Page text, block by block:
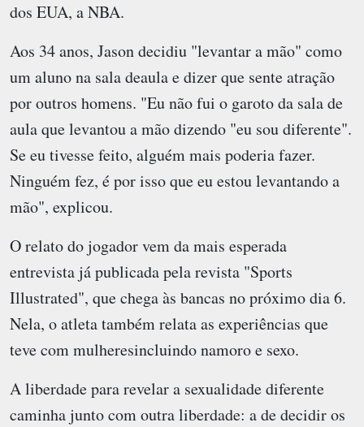
dos EUA, a NBA.
Aos 34 anos, Jason decidiu "levantar a mão" como
um aluno na sala deaula e dizer que sente atração
por outros homens. "Eu não fui o garoto da sala de
aula que levantou a mão dizendo "eu sou diferente".
Se eu tivesse feito, alguém mais poderia fazer.
Ninguém fez, é por isso que eu estou levantando a
mão", explicou.
O relato do jogador vem da mais esperada
entrevista já publicada pela revista "Sports
Illustrated", que chega às bancas no próximo dia 6.
Nela, o atleta também relata as experiências que
teve com mulheresincluindo namoro e sexo.
A liberdade para revelar a sexualidade diferente
caminha junto com outra liberdade: a de decidir os